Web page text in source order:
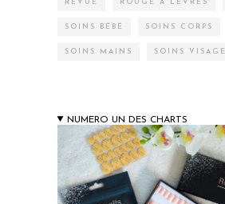
REVUE ROUGE À LÈVRES
SOINS BÉBÉ SOINS CORPS
SOINS MAINS SOINS VISAGE
NUMERO UN DES CHARTS